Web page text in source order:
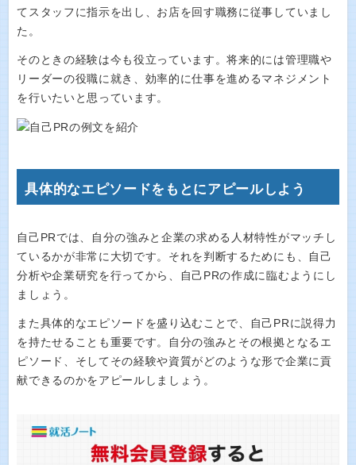
てスタッフに指示を出し、お店を回す職務に従事していまし
た。
そのときの経験は今も役立っています。将来的には管理職や
リーダーの役職に就き、効率的に仕事を進めるマネジメント
を行いたいと思っています。
具体的なエピソードをもとにアピールしよう
自己PRでは、自分の強みと企業の求める人材特性がマッチし
ているかが非常に大切です。それを判断するためにも、自己
分析や企業研究を行ってから、自己PRの作成に臨むようにし
ましょう。
また具体的なエピソードを盛り込むことで、自己PRに説得力
を持たせることも重要です。自分の強みとその根拠となるエ
ピソード、そしてその経験や資質がどのような形で企業に貢
献できるのかをアピールしましょう。